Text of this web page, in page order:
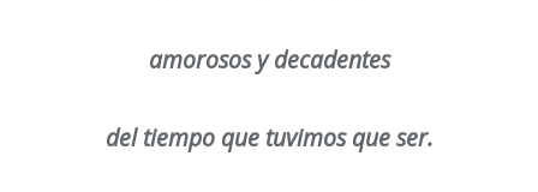
amorosos y decadentes
del tiempo que tuvimos que ser.